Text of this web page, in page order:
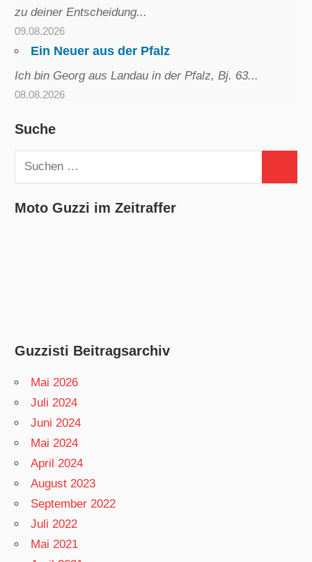
zu deiner Entscheidung...
09.08.2026
Ein Neuer aus der Pfalz
Ich bin Georg aus Landau in der Pfalz, Bj. 63...
08.08.2026
Suche
Suchen
nach:
Moto Guzzi im Zeitraffer
Guzzisti Beitragsarchiv
Mai 2026
Juli 2024
Juni 2024
Mai 2024
April 2024
August 2023
September 2022
Juli 2022
Mai 2021